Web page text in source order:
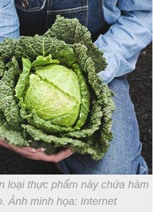
loại thực phẩm này chứa hàm
Ảnh minh họa: Internet